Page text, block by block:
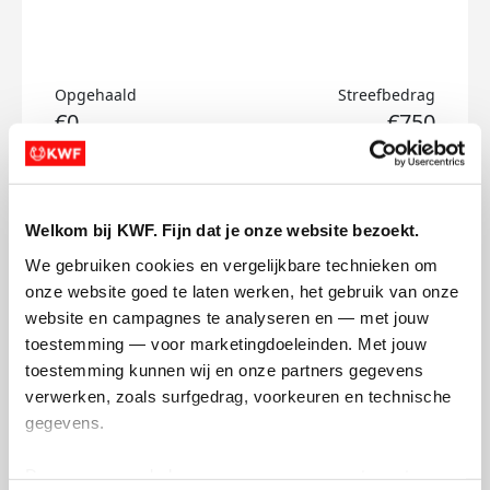
Welkom bij KWF. Fijn dat je onze website bezoekt.
We gebruiken cookies en vergelijkbare technieken om
onze website goed te laten werken, het gebruik van onze
website en campagnes te analyseren en — met jouw
toestemming — voor marketingdoeleinden. Met jouw
toestemming kunnen wij en onze partners gegevens
verwerken, zoals surfgedrag, voorkeuren en technische
gegevens.
Opgehaald
€0
Streefbedrag
€750
Doneer
Robert's badges